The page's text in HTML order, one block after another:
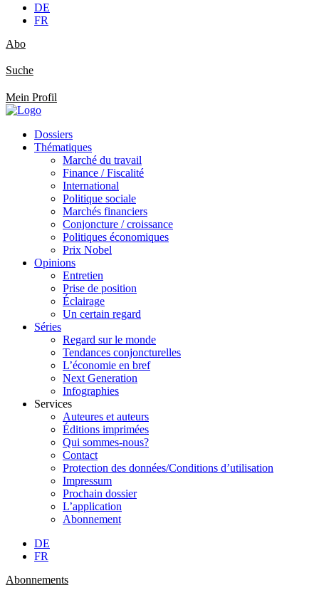
DE
FR
Abo
Suche
Mein Profil
Dossiers
Thématiques
Marché du travail
Finance / Fiscalité
International
Politique sociale
Marchés financiers
Conjoncture / croissance
Politiques économiques
Prix Nobel
Opinions
Entretien
Prise de position
Éclairage
Un certain regard
Séries
Regard sur le monde
Tendances conjoncturelles
L’économie en bref
Next Generation
Infographies
Services
Auteures et auteurs
Éditions imprimées
Qui sommes-nous?
Contact
Protection des données/Conditions d’utilisation
Impressum
Prochain dossier
L’application
Abonnement
DE
FR
Abonnements